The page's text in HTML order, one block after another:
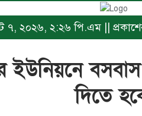
৭, ২০২৬, ২:২৬ পি.এম ||
ইউনিয়নে
দিতে